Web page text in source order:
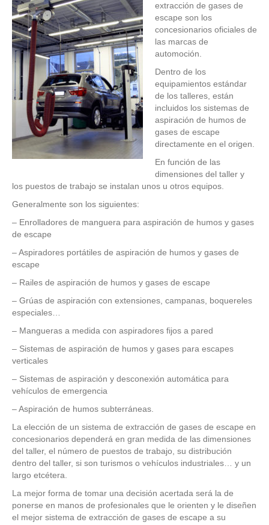
extracción de gases de
escape son los
concesionarios oficiales de
las marcas de
automoción.
Dentro de los
equipamientos estándar
de los talleres, están
incluidos los sistemas de
aspiración de humos de
gases de escape
directamente en el origen.
En función de las
dimensiones del taller y
los puestos de trabajo se instalan unos u otros equipos.
Generalmente son los siguientes:
– Enrolladores de manguera para aspiración de humos y gases
de escape
– Aspiradores portátiles de aspiración de humos y gases de
escape
– Railes de aspiración de humos y gases de escape
– Grúas de aspiración con extensiones, campanas, boquereles
especiales…
– Mangueras a medida con aspiradores fijos a pared
– Sistemas de aspiración de humos y gases para escapes
verticales
– Sistemas de aspiración y desconexión automática para
vehículos de emergencia
– Aspiración de humos subterráneas.
La elección de un sistema de extracción de gases de escape en
concesionarios dependerá en gran medida de las dimensiones
del taller, el número de puestos de trabajo, su distribución
dentro del taller, si son turismos o vehículos industriales… y un
largo etcétera.
La mejor forma de tomar una decisión acertada será la de
ponerse en manos de profesionales que le orienten y le diseñen
el mejor sistema de extracción de gases de escape a su